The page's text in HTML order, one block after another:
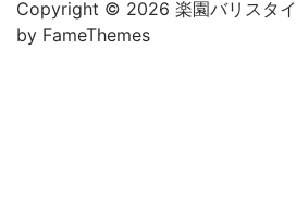
Copyright © 2026 楽園バリスタ
by FameThemes